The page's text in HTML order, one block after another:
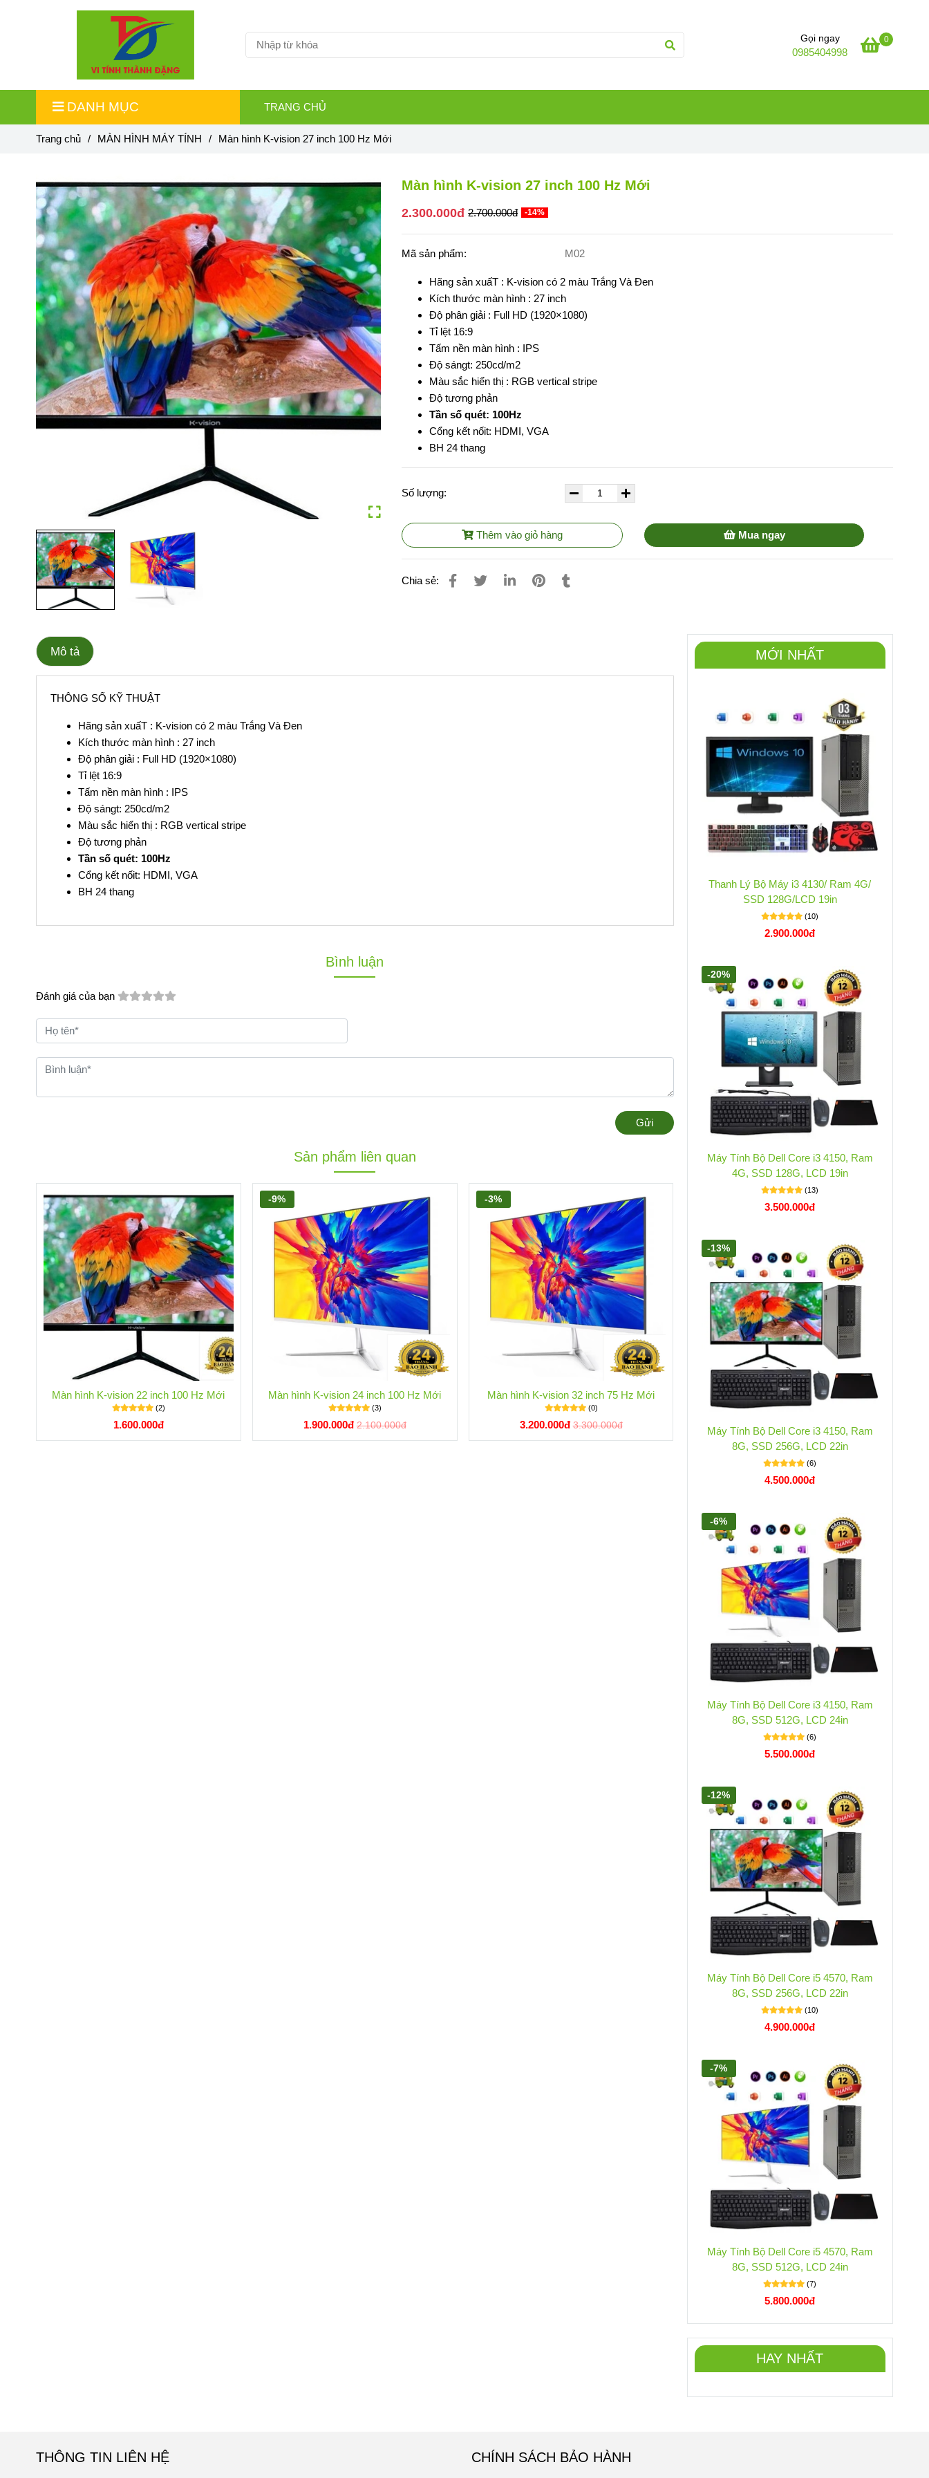
Gọi ngay
0985404998
0
DANH MỤC TRANG CHỦ
Trang chủ / MÀN HÌNH MÁY TÍNH / Màn hình K-vision 27 inch 100 Hz Mới
Màn hình K-vision 27 inch 100 Hz Mới
2.300.000đ 2.700.000đ -14%
Mã sản phẩm: M02
Hãng sản xuấT : K-vision có 2 màu Trắng Và Đen
Kích thước màn hình : 27 inch
Độ phân giải : Full HD (1920×1080)
Tỉ lệt 16:9
Tấm nền màn hình : IPS
Độ sángt: 250cd/m2
Màu sắc hiển thị : RGB vertical stripe
Độ tương phản
Tần số quét: 100Hz
Cổng kết nốit: HDMI, VGA
BH 24 thang
Số lượng:
Thêm vào giỏ hàng Mua ngay
Chia sẻ:
Mô tả
THÔNG SỐ KỸ THUẬT
Hãng sản xuấT : K-vision có 2 màu Trắng Và Đen
Kích thước màn hình : 27 inch
Độ phân giải : Full HD (1920×1080)
Tỉ lệt 16:9
Tấm nền màn hình : IPS
Độ sángt: 250cd/m2
Màu sắc hiển thị : RGB vertical stripe
Độ tương phản
Tần số quét: 100Hz
Cổng kết nốit: HDMI, VGA
BH 24 thang
Bình luận
Đánh giá của bạn
Gửi
Sản phẩm liên quan
Màn hình K-vision 22 inch 100 Hz Mới
(2)
1.600.000đ
Màn hình K-vision 24 inch 100 Hz Mới
(3)
1.900.000đ 2.100.000đ
-9%
Màn hình K-vision 32 inch 75 Hz Mới
(0)
3.200.000đ 3.300.000đ
-3%
MỚI NHẤT
Thanh Lý Bộ Máy i3 4130/ Ram 4G/
SSD 128G/LCD 19in
(10)
2.900.000đ
Máy Tính Bộ Dell Core i3 4150, Ram
4G, SSD 128G, LCD 19in
(13)
3.500.000đ
-20%
Máy Tính Bộ Dell Core i3 4150, Ram
8G, SSD 256G, LCD 22in
(6)
4.500.000đ
-13%
Máy Tính Bộ Dell Core i3 4150, Ram
8G, SSD 512G, LCD 24in
(6)
5.500.000đ
-6%
Máy Tính Bộ Dell Core i5 4570, Ram
8G, SSD 256G, LCD 22in
(10)
4.900.000đ
-12%
Máy Tính Bộ Dell Core i5 4570, Ram
8G, SSD 512G, LCD 24in
(7)
5.800.000đ
-7%
HAY NHẤT
THÔNG TIN LIÊN HỆ CHÍNH SÁCH BẢO HÀNH